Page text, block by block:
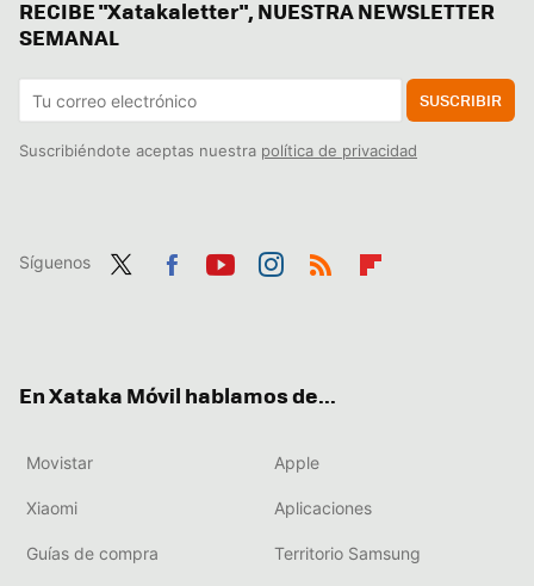
RECIBE "Xatakaletter", NUESTRA NEWSLETTER
SEMANAL
SUSCRIBIR
Suscribiéndote aceptas nuestra política de privacidad
Síguenos
En Xataka Móvil hablamos de...
Movistar Apple
Xiaomi Aplicaciones
Guías de compra Territorio Samsung